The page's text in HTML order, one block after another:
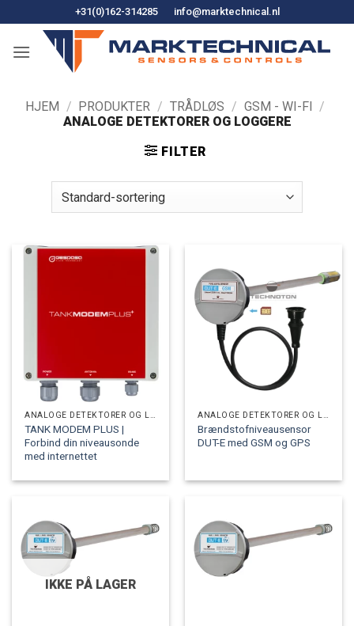
til
indhold
+31(0)162-314285 info@marktechnical.nl
HJEM / PRODUKTER / TRÅDLØS / GSM - WI-FI /
ANALOGE DETEKTORER OG LOGGERE
FILTER
TANK MODEM PLUS |
Forbind din niveausonde
med internettet
Brændstofniveausensor
DUT-E med GSM og GPS
IKKE PÅ LAGER